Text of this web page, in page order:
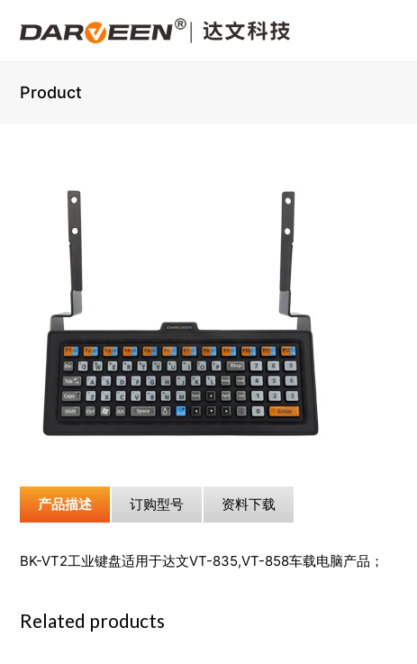
Product
产品描述 订购型号 资料下载
BK-VT2工业键盘适用于达文VT-835,VT-858车载电脑产品；
Related products